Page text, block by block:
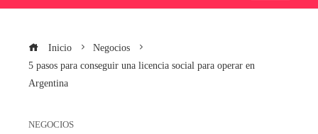
Inicio
Negocios
5 pasos para conseguir una licencia social para operar en
Argentina
NEGOCIOS